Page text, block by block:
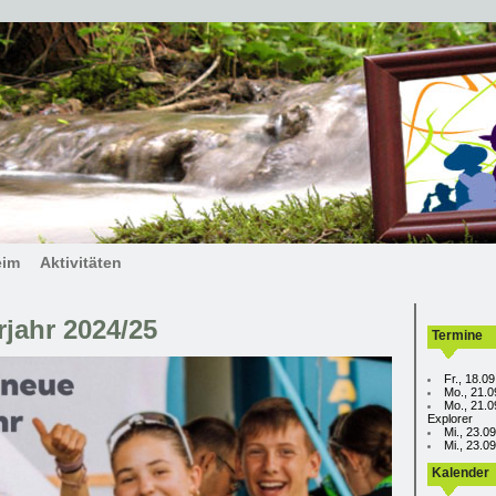
Aktivitäten
2024/25 Termine
Fr.,
Mo.,
Mo.,
Explorer
Mi.,
Mi.,
Kalender